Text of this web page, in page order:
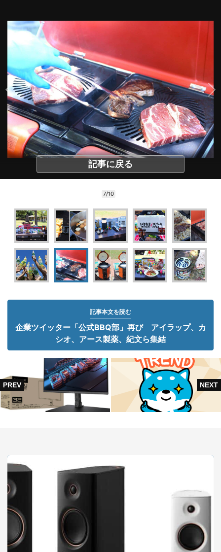
記事に戻る
7/10
記事本文を読む
企業ツイッター「公式BBQ部」再び アイラップ、カ
シオ、アース製薬、紀文ら集結